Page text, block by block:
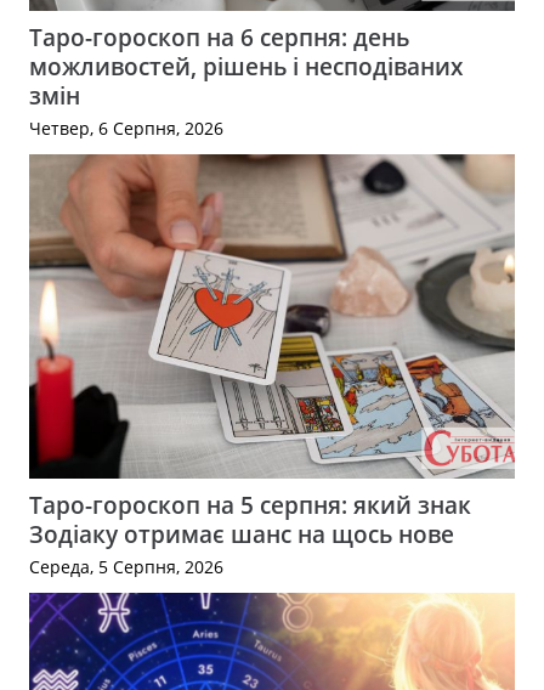
Таро-гороскоп на 6 серпня: день
можливостей, рішень і несподіваних
змін
Четвер, 6 Серпня, 2026
Таро-гороскоп на 5 серпня: який знак
Зодіаку отримає шанс на щось нове
Середа, 5 Серпня, 2026